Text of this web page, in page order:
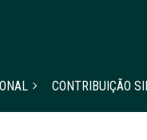
CONTRIBUIÇÃO